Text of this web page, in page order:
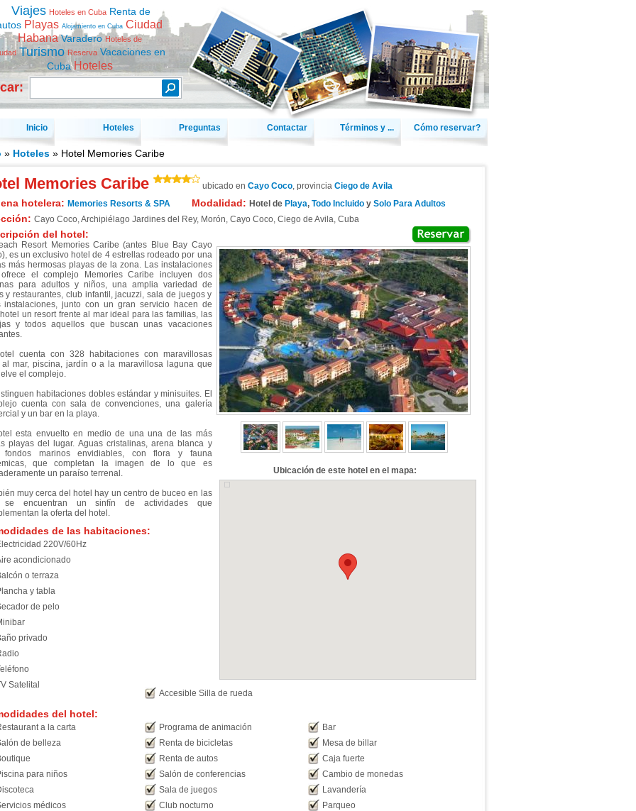
Viajes Hoteles en Cuba Renta de
Playas Alojamiento en Cuba Ciudad
Habana Varadero Hoteles de
Turismo Reserva Vacaciones en
Cuba Hoteles
Inicio Hoteles Preguntas Contactar Términos y ... Cómo reservar?
» Hoteles» Hotel Memories Caribe
Memories Caribe ubicado en Cayo Coco, provincia Ciego de Avila
hotelera: Memories Resorts & SPA Modalidad: Hotel de Playa, Todo Incluidoy Solo Para Adultos
Cayo Coco, Archipiélago Jardines del Rey, Morón, Cayo Coco, Ciego de Avila, Cuba
Ubicación de este hotel en el mapa:
del hotel:
Resort Memories Caribe (antes Blue Bay Cayo
es un exclusivo hotel de 4 estrellas rodeado por una
más hermosas playas de la zona. Las instalaciones
el complejo Memories Caribe incluyen dos
para adultos y niños, una amplia variedad de
y restaurantes, club infantil, jacuzzi, sala de juegos y
instalaciones, junto con un gran servicio hacen de
un resort frente al mar ideal para las familias, las
y todos aquellos que buscan unas vacaciones
cuenta con 328 habitaciones con maravillosas
al mar, piscina, jardín o a la maravillosa laguna que
el complejo.
habitaciones dobles estándar y minisuites. El
cuenta con sala de convenciones, una galería
y un bar en la playa.
esta envuelto en medio de una una de las más
playas del lugar. Aguas cristalinas, arena blanca y
fondos marinos envidiables, con flora y fauna
que completan la imagen de lo que es
un paraíso terrenal.
muy cerca del hotel hay un centro de buceo en las
se encuentran un sinfín de actividades que
la oferta del hotel.
de las habitaciones:
220V/60Hz
acondicionado
o terraza
y tabla
de pelo
privado
Satelital
Accesible Silla de rueda
del hotel:
a la carta Programa de animación
Bar
de belleza
Renta de bicicletas
Mesa de billar
Renta de autos
Caja fuerte
para niños
Salón de conferencias
Cambio de monedas
Sala de juegos
Lavandería
médicos
Club nocturno
Parqueo